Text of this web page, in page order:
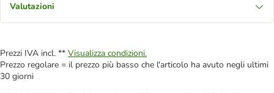
Valutazioni
Prezzi IVA incl. ** Visualizza condizioni.
Prezzo regolare = il prezzo più basso che l'articolo ha avuto negli ultimi
30 giorni